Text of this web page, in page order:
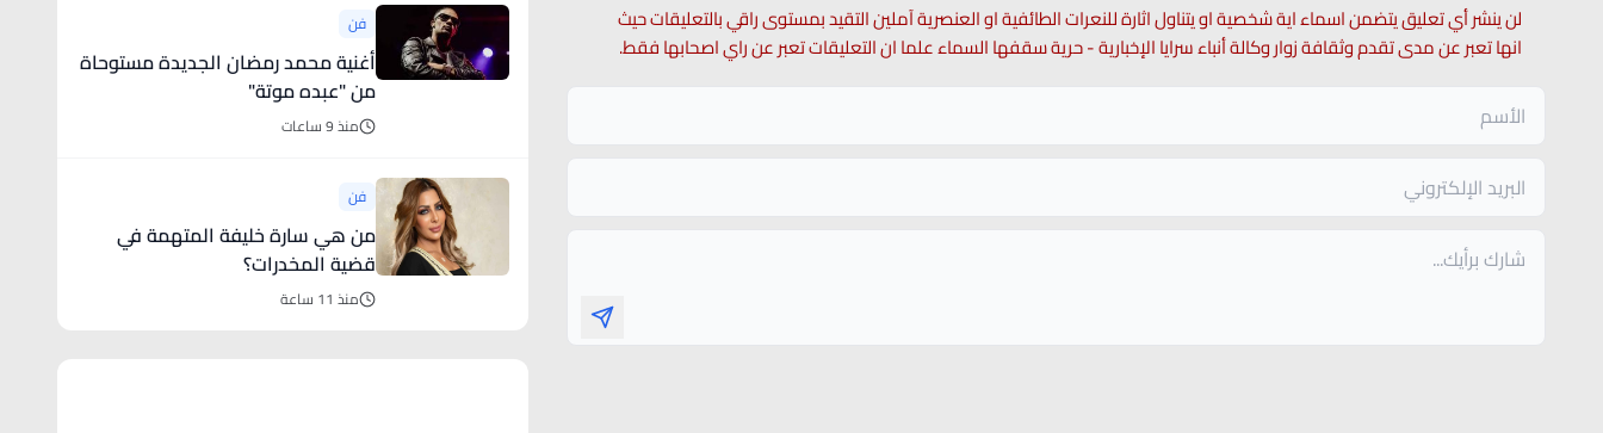
لن ينشر أي تعليق يتضمن اسماء اية شخصية او يتناول اثارة للنعرات الطائفية او العنصرية آملين التقيد بمستوى راقي بالتعليقات حيث
انها تعبر عن مدى تقدم وثقافة زوار وكالة أنباء سرايا الإخبارية - حرية سقفها السماء علما ان التعليقات تعبر عن راي اصحابها فقط.
فن
أغنية محمد رمضان الجديدة مستوحاة
من "عبده موتة"
منذ 9 ساعات
فن
من هي سارة خليفة المتهمة في
قضية المخدرات؟
منذ 11 ساعة